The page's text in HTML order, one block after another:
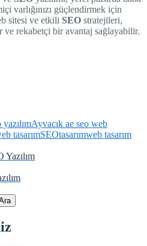
varlığınızı güçlendirmek için
sitesi ve etkili SEO stratejileri,
ve rekabetçi bir avantaj sağlayabilir.
yazılımAyvacık ae seo web
tasarımSEOtasarımweb tasarım
Yazılım